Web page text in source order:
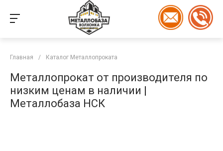
Главная / Каталог Металлопроката
Металлопрокат от производителя по
низким ценам в наличии |
Металлобаза НСК